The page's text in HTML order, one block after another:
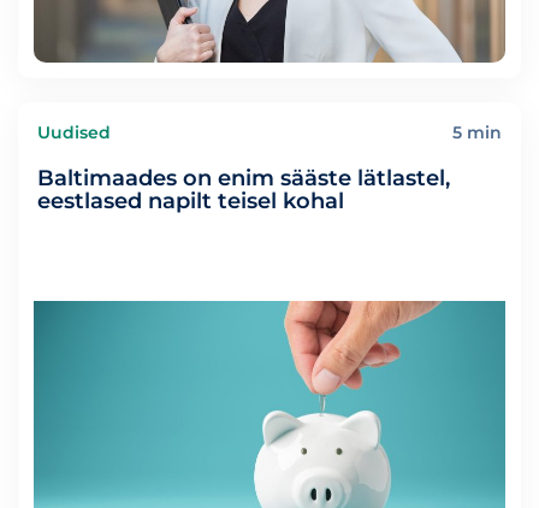
Uudised 5 min
Baltimaades on enim sääste lätlastel,
eestlased napilt teisel kohal